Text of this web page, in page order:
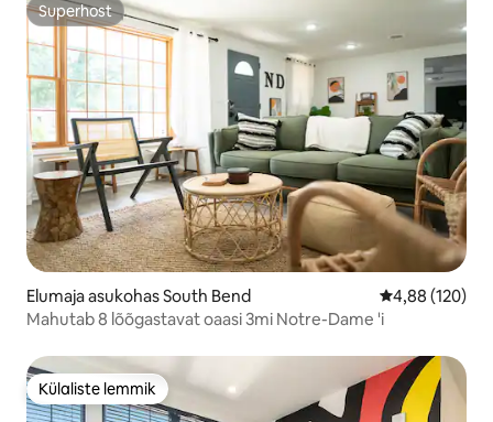
Superhost
Superhost
Elumaja asukohas South Bend Keskmine
4,88 (120)
Mahutab 8 lõõgastavat oaasi 3mi Notre-Dame 'i
Külaliste lemmik
Külaliste lemmik